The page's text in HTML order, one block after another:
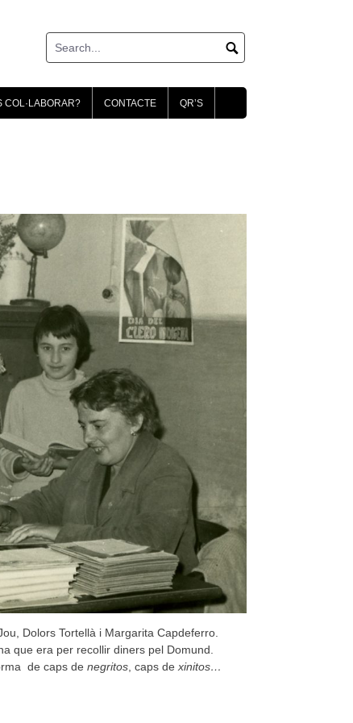
COL·LABORAR? CONTACTE QR’S
Dolors Tortellà i Margarita Capdeferro.
que era per recollir diners pel Domund.
de caps de negritos , caps de xinitos…